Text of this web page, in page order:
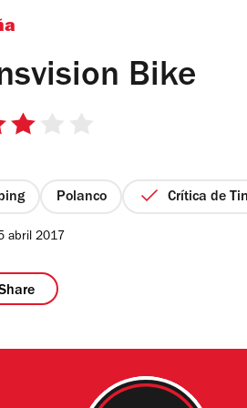
Bike
3
estrellasPolanco Crítica de
abril 2017